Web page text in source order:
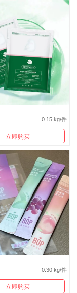
0.15 kg/件
立即购买
0.30 kg/件
立即购买